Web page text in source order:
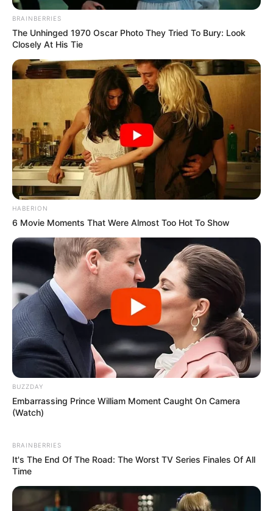
BRAINBERRIES
The Unhinged 1970 Oscar Photo They Tried To Bury: Look
Closely At His Tie
HABERION
6 Movie Moments That Were Almost Too Hot To Show
BUZZDAY
Embarrassing Prince William Moment Caught On Camera
(Watch)
BRAINBERRIES
It's The End Of The Road: The Worst TV Series Finales Of All
Time